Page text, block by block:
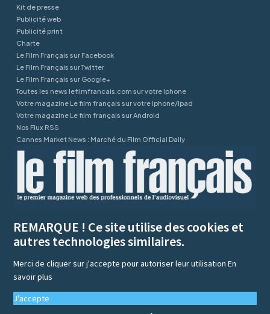
Kit de presse
Publicité web
Publicité print
Charte
Le Film Français sur Facebook
Le Film Français sur Twitter
Le Film Français sur Google+
Toutes les news lefilmfrancais.com sur votre Iphone
Votre magazine Le film français sur votre Iphone/Ipad
Votre magazine Le film français sur Android
Nos Flux RSS
Cannes Market News : Marché du Film Official Daily
REMARQUE ! Ce site utilise des cookies et
autres technologies similaires.
Merci de cliquer sur j'accepte pour autoriser leur utilisationEn
savoir plus
J'accepte